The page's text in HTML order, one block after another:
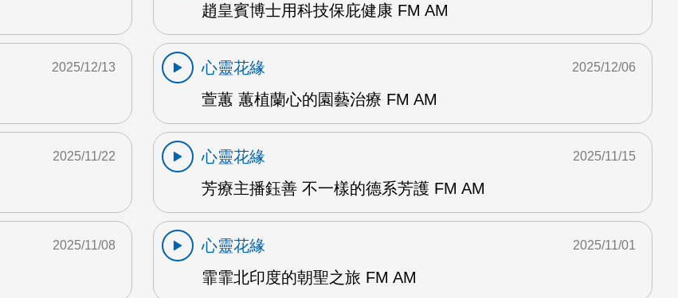
趙皇賓博士用科技保庇健康 FM AM
2025/12/13
心靈花緣
萱蕙 蕙植蘭心的園藝治療 FM AM
2025/12/06
2025/11/22
心靈花緣
芳療主播鈺善 不一樣的德系芳護 FM AM
2025/11/15
2025/11/08
心靈花緣
霏霏北印度的朝聖之旅 FM AM
2025/11/01